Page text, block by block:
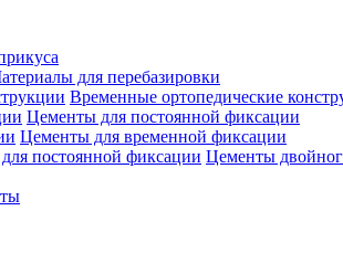
для перебазировки
Временные ортопедические
Цементы для постоянной фиксации
Цементы для временной фиксации
Цементы